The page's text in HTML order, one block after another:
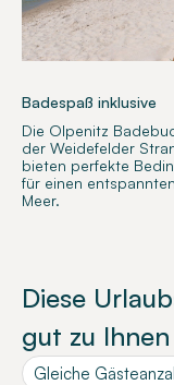
Badespaß inklusive
Die Olpenitz
der Weidefelder
bieten perfekte
für einen
Meer.
Diese
gut zu
Gleiche